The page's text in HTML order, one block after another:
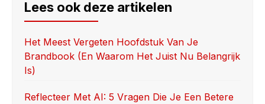
e
b
o
o
k
o
d
o
n
e
Lees ook deze artikelen
Het Meest Vergeten Hoofdstuk Van Je
Brandbook (en Waarom Het Juist Nu Belangrijk
Is)
Reflecteer Met AI: 5 Vragen Die Je Een Betere